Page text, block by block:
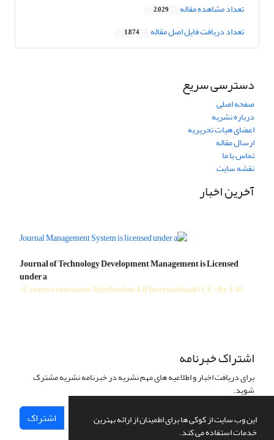
این وب سایت از کوکی ها برای اطمینان از ارائه بهترین
خدمات استفاده می کند.
تعداد مشاهده مقاله 2,029
تعداد دریافت فایل اصل مقاله 1,874
دسترسی سریع
صفحه اصلی
درباره نشریه
اعضای هیات تحریریه
ارسال مقاله
تماس با ما
نقشه سایت
آخرین اخبار
Journal of Technology Development Management is Licensed
under a
"Creative commons Attribution 4.0 International (CC-By 4.0)"
اشتراک خبرنامه
برای دریافت اخبار و اطلاعیه های مهم نشریه در خبرنامه نشریه مشترک
شوید.
اشتراک